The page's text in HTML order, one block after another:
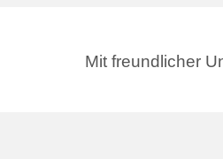
Mit freundlicher